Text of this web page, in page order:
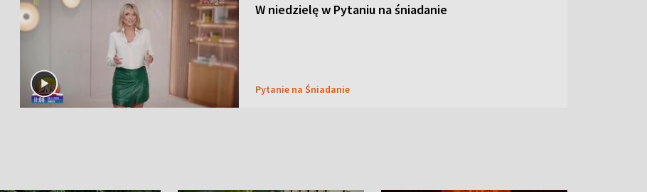
W niedzielę w Pytaniu na śniadanie
Pytanie na Śniadanie